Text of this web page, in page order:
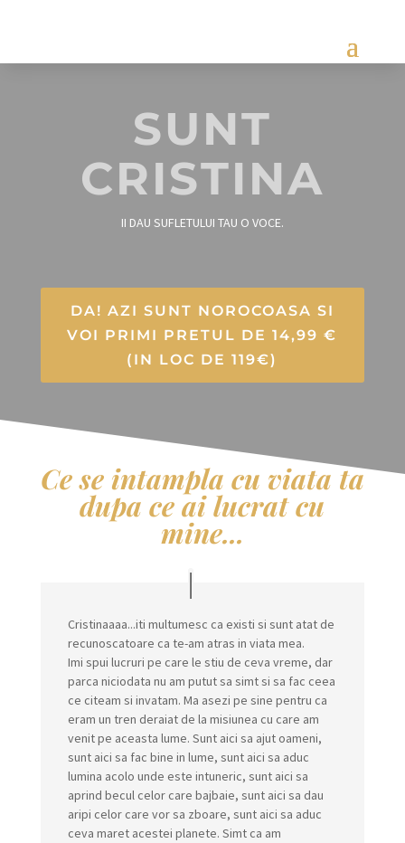
SUNT
CRISTINA
II DAU SUFLETULUI TAU O VOCE.
DA! AZI SUNT NOROCOASA SI
VOI PRIMI PRETUL DE 14,99 €
(IN LOC DE 119€)
Ce se intampla cu viata ta
dupa ce ai lucrat cu
mine...
Cristinaaaa...iti multumesc ca existi si sunt atat de
recunoscatoare ca te-am atras in viata mea.
Imi spui lucruri pe care le stiu de ceva vreme, dar
parca niciodata nu am putut sa simt si sa fac ceea
ce citeam si invatam. Ma asezi pe sine pentru ca
eram un tren deraiat de la misiunea cu care am
venit pe aceasta lume. Sunt aici sa ajut oameni,
sunt aici sa fac bine in lume, sunt aici sa aduc
lumina acolo unde este intuneric, sunt aici sa
aprind becul celor care bajbaie, sunt aici sa dau
aripi celor care vor sa zboare, sunt aici sa aduc
ceva maret acestei planete. Simt ca am